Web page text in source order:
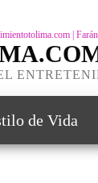
de Vida